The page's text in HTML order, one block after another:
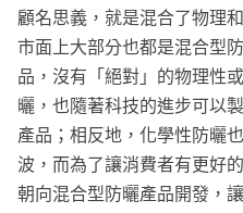
顧名思義，就是混合了物理
市面上大部分也都是混合型
品，沒有「絕對」的物理性
曬，也隨著科技的進步可以
產品；相反地，化學性防曬
波，而為了讓消費者有更好
朝向混合型防曬產品開發，